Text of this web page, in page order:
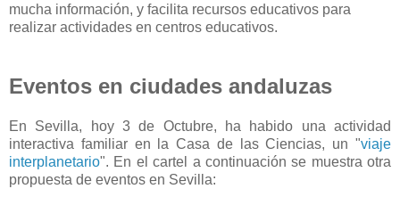
mucha información, y facilita recursos educativos para
realizar actividades en centros educativos.
Eventos en ciudades andaluzas
En Sevilla, hoy 3 de Octubre, ha habido una actividad
interactiva familiar en la Casa de las Ciencias, un "viaje
interplanetario". En el cartel a continuación se muestra otra
propuesta de eventos en Sevilla: